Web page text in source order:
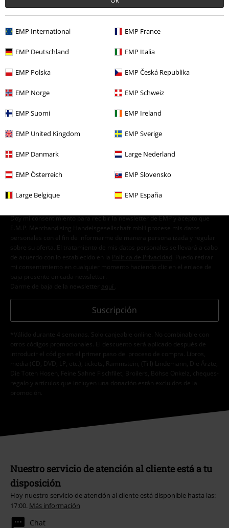
EMP International EMP France
EMP Deutschland EMP Italia
EMP Polska EMP Česká Republika
EMP Norge EMP Schweiz
EMP Suomi EMP Ireland
EMP United Kingdom EMP Sverige
EMP Danmark Large Nederland
EMP Österreich EMP Slovensko
Large Belgique EMP España
Bufandas & Bandanas Bufandas
E-mail Newsletter
¡Cheque regalo del 15% de descuento,
Doy mi consentimiento para recibir la newsletter de EMP y acepto que
E.M.P. Merchandising Handelsgesellschaft mbH procese mis datos
personales con el fin de informarme de manera personalizada y regular
sobre su oferta. El tratamiento de mis datos personales se llevará a cabo
de acuerdo con lo establecido en la
Política de Privacidad . Puedo retirar
mi consentimiento en cualquier momento haciendo clic en el enlace de
baja presente en cada newsletter.
Darme de baja de la newsletter
aquí
Suscripción
*Válido durante 4 semanas. Solo canjeable online. No combinable con
otros códigos promocionales. El descuento será aplicado después de
introducir el código en el primer paso del proceso de compra. Libros,
media (CD, DVD, LP, etc.), tickets, Rammstein, (Till) Lindemann, Die Ärzte,
Die Toten Hosen, Feine Sahne Fischfilet, Broilers, Böhse Onkelz, cheques-
regalo y artículos que incluyen una donación están excluidos de la
promoción.
Nuestro servicio de atención al cliente está a tu
disposición
Hoy nuestro servicio de atención al cliente está disponible hasta las:
17:00. Más información
Chat